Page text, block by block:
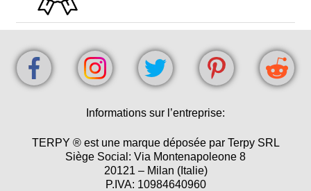
Informations sur l’entreprise:
TERPY ® est une marque déposée par Terpy SRL
Siège Social: Via Montenapoleone 8
20121 – Milan (Italie)
P.IVA: 10984640960